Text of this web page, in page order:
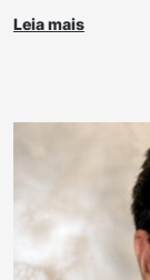
Leia mais